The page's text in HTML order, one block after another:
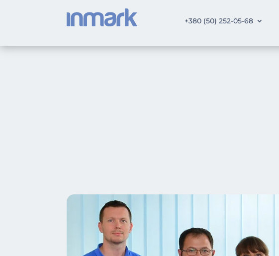
+380 (50) 252-05-68